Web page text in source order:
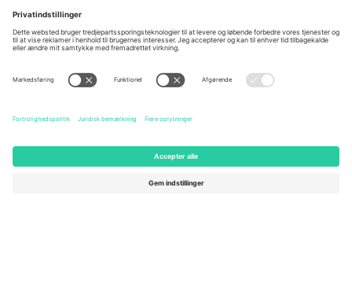
Germany
Unter den Linden 24, 10117
United Kingdom
Kingdom
United States
Newark, Delaware 19713, United
States
Engelberg, Switzerland